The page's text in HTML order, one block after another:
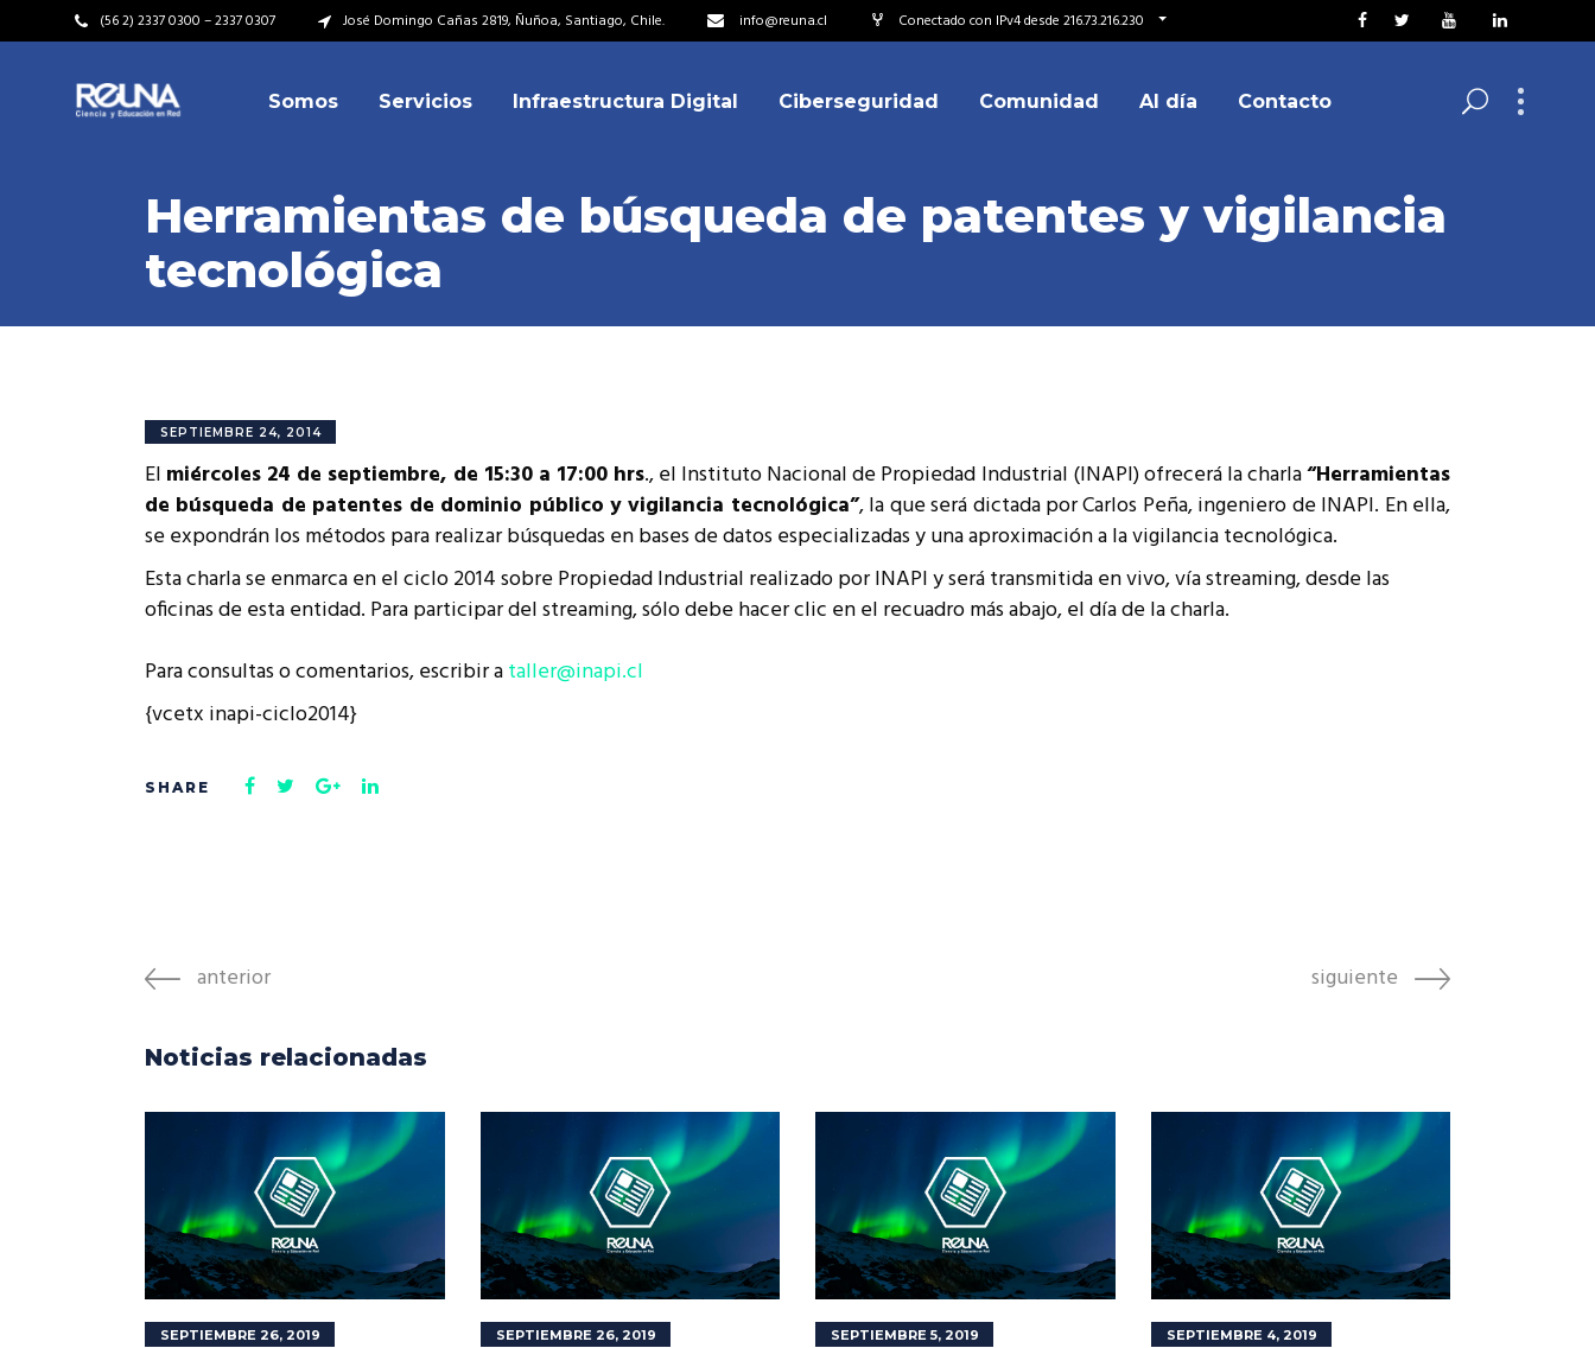
(56 2) 2337 0300 – 2337 0307 José Domingo Cañas 2819, Ñuñoa, Santiago, Chile. info@reuna.cl Conectado con IPv4 desde 216.73.216.230
Somos
Video Institucional
Plan Estratégico
Valores
Historia
Kit de Identidad
Cumplimiento Legal
Acuerdos de Colaboración
Representantes
Institucionales
Representantes Técnicos
Cómo integrarse a REUNA
Servicios Infraestructura Digital Ciberseguridad Comunidad Al día Contacto
Video Institucional
Misión – Visión
Valores
Cumplimiento Legal
Miembros
Directorio
Herramientas de búsqueda de patentes y vigilancia
tecnológica
SEPTIEMBRE 24, 2014
El miércoles 24 de septiembre, de 15:30 a 17:00 hrs., el Instituto Nacional de Propiedad Industrial (INAPI) ofrecerá la charla“Herramientas
de búsqueda de patentes de dominio público y vigilancia tecnológica”, la que será dictada por Carlos Peña, ingeniero de INAPI. En ella,
se expondrán los métodos para realizar búsquedas en bases de datos especializadas y una aproximación a la vigilancia tecnológica.
Esta charla se enmarca en el ciclo 2014 sobre Propiedad Industrial realizado por INAPI y será transmitida en vivo, vía streaming, desde las
oficinas de esta entidad. Para participar del streaming, sólo debe hacer clic en el recuadro más abajo, el día de la charla.
Para consultas o comentarios, escribir ataller@inapi.cl
{vcetx inapi-ciclo2014}
anterior siguiente
Noticias relacionadas
SEPTIEMBRE 26, 2019 SEPTIEMBRE 26, 2019 SEPTIEMBRE 5, 2019 SEPTIEMBRE 4, 2019